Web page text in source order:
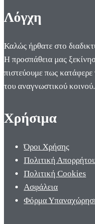
Λόγχη
Καλώς ήρθατε στο
Η προσπάθεια μας
πιστεύουμε πως
του αναγνωστικού κοινού.
Χρήσιμα
Όροι Χρήσης
Πολιτική
Πολιτική Cookies
Ασφάλεια
Φόρμα